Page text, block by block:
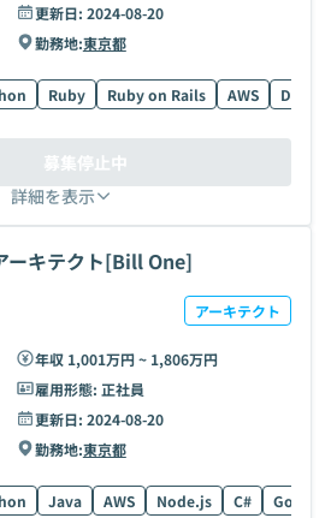
更新日: 2024-08-20
勤務地:東京都
Ruby Ruby on Rails AWS Docker
詳細を表示
募集停止中
ーキテクト[Bill One]
アーキテクト
年収 1,001万円 ~ 1,806万円
雇用形態: 正社員
更新日: 2024-08-20
勤務地:東京都
Java AWS Node.js C# Go